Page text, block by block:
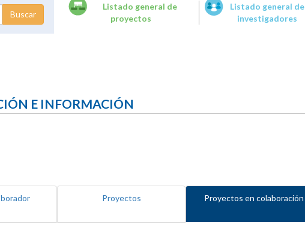
Listado general de
proyectos
Listado general de
investigadores
E INFORMACIÓN
Proyectos Proyectos en colaboración